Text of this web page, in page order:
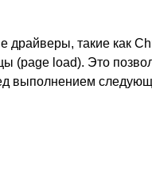
драйверы, такие как
(page load). Это
выполнением